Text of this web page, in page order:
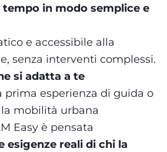
in modo semplice e
e accessibile alla
senza interventi complessi.
si adatta a te
prima esperienza di guida o
mobilità urbana
Easy è pensata
esigenze reali di chi la